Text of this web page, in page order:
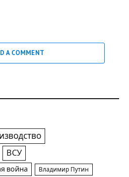
A COMMENT
ВСУ
война Владимир Путин